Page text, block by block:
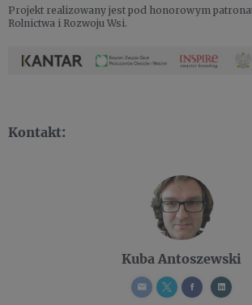
Projekt realizowany jest pod honorowym
Rolnictwa i Rozwoju Wsi.
Kontakt:
Kuba Antoszewski